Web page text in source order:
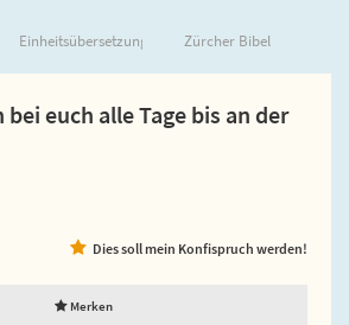
Einheitsübersetzung Zürcher Bibel
bei euch alle Tage bis an der
Dies soll mein Konfispruch werden!
Merken